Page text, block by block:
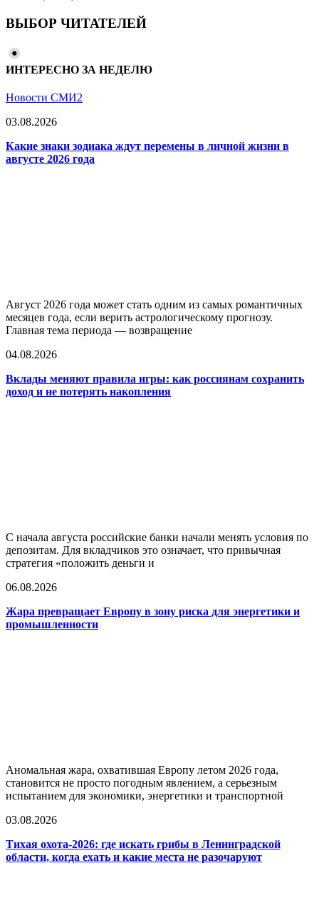
ВЫБОР ЧИТАТЕЛЕЙ
ИНТЕРЕСНО ЗА НЕДЕЛЮ
Новости СМИ2
03.08.2026
Какие знаки зодиака ждут перемены в личной жизни в
августе 2026 года
Август 2026 года может стать одним из самых романтичных
месяцев года, если верить астрологическому прогнозу.
Главная тема периода — возвращение
04.08.2026
Вклады меняют правила игры: как россиянам сохранить
доход и не потерять накопления
С начала августа российские банки начали менять условия по
депозитам. Для вкладчиков это означает, что привычная
стратегия «положить деньги и
06.08.2026
Жара превращает Европу в зону риска для энергетики и
промышленности
Аномальная жара, охватившая Европу летом 2026 года,
становится не просто погодным явлением, а серьезным
испытанием для экономики, энергетики и транспортной
03.08.2026
Тихая охота-2026: где искать грибы в Ленинградской
области, когда ехать и какие места не разочаруют